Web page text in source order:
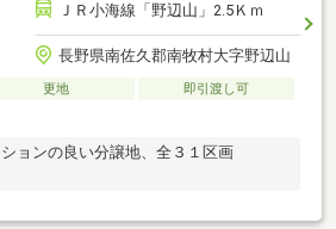
ＪＲ小海線「野辺山」2.5Ｋｍ
長野県南佐久郡南牧村大字野辺山
更地
即引渡し可
ョンの良い分譲地、全３１区画